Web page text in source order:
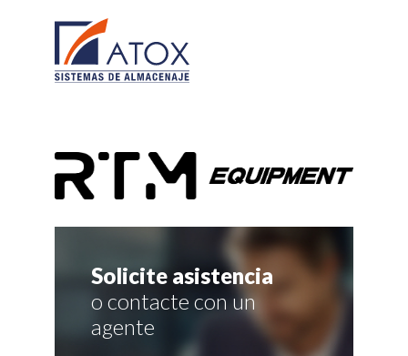
Solicite asistencia
o contacte con un
agente